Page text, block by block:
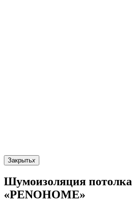
Закрытьx
Шумоизоляция потолка
«PENOHOME»